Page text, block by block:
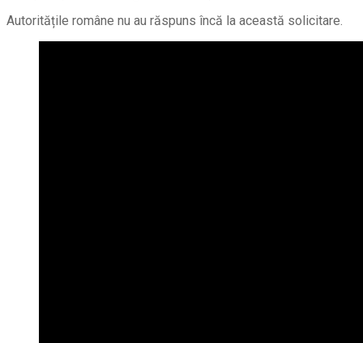
Autoritățile române nu au răspuns încă la această solicitare.